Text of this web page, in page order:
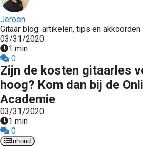
Jeroen
Gitaar blog: artikelen, tips en akkoorden
03/31/2020
1 min
0
Zijn de kosten gitaarles
hoog? Kom dan bij de
Academie
03/31/2020
1 min
0
Inhoud